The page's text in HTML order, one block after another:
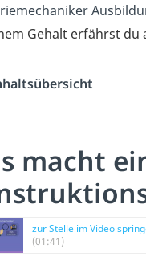
Gehalt erfährst du
macht
zur Stelle im Video
(01:41)